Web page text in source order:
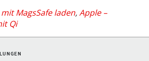
MagsSafe laden,Apple –
Qi